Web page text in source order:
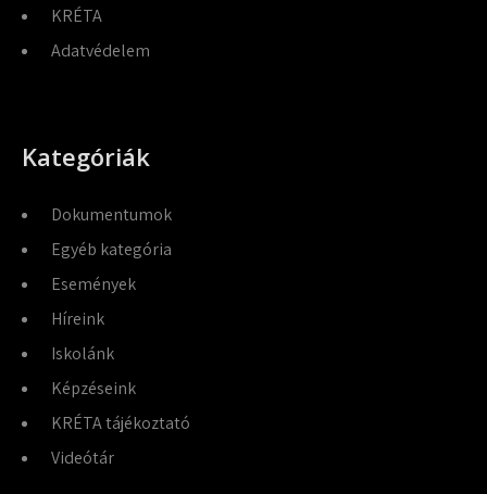
KRÉTA
Adatvédelem
Kategóriák
Dokumentumok
Egyéb kategória
Események
Híreink
Iskolánk
Képzéseink
KRÉTA tájékoztató
Videótár